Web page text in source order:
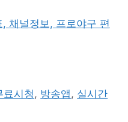
채널정보, 프로야구 편
료시청 , 방송앱 , 실시간